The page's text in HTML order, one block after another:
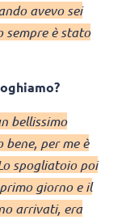
avevo sei
sempre è stato
bellissimo
per me è
spogliatoio poi
giorno e il
arrivati, era